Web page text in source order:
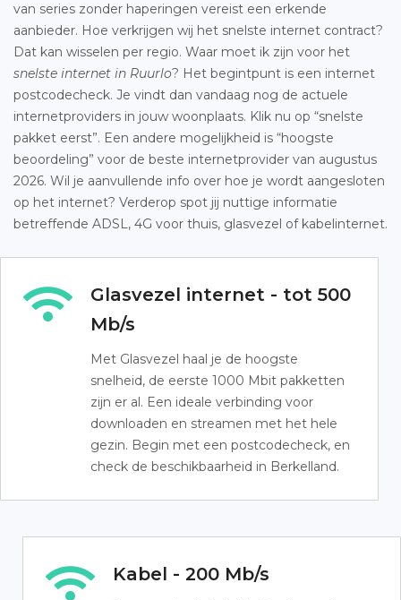
van series zonder haperingen vereist een erkende
aanbieder. Hoe verkrijgen wij het snelste internet contract?
Dat kan wisselen per regio. Waar moet ik zijn voor het
snelste internet in Ruurlo? Het begintpunt is een internet
postcodecheck. Je vindt dan vandaag nog de actuele
internetproviders in jouw woonplaats. Klik nu op “snelste
pakket eerst”. Een andere mogelijkheid is “hoogste
beoordeling” voor de beste internetprovider van augustus
2026. Wil je aanvullende info over hoe je wordt aangesloten
op het internet? Verderop spot jij nuttige informatie
betreffende ADSL, 4G voor thuis, glasvezel of kabelinternet.
Glasvezel internet - tot 500
Mb/s
Met Glasvezel haal je de hoogste
snelheid, de eerste 1000 Mbit pakketten
zijn er al. Een ideale verbinding voor
downloaden en streamen met het hele
gezin. Begin met een postcodecheck, en
check de beschikbaarheid in Berkelland.
Kabel - 200 Mb/s